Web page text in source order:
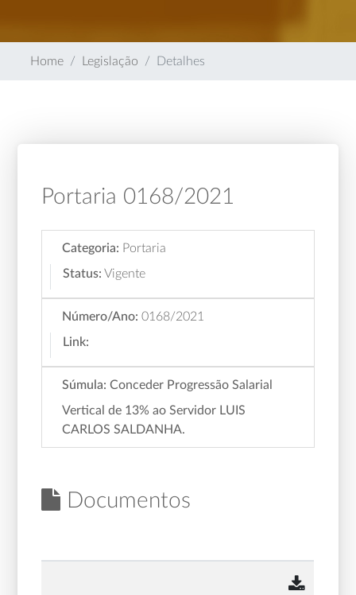
Home Legislação Detalhes
Portaria 0168/2021
Categoria: Portaria
Status: Vigente
Número/Ano: 0168/2021
Link:
Súmula: Conceder Progressão Salarial
Vertical de 13% ao Servidor LUIS
CARLOS SALDANHA.
Documentos